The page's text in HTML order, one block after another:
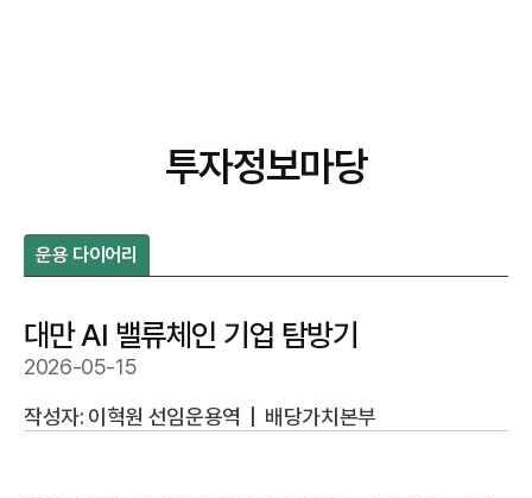
투자정보마당
운용 다이어리
대만 AI 밸류체인 기업 탐방기
2026-05-15
작성자: 이혁원 선임운용역
배당가치본부